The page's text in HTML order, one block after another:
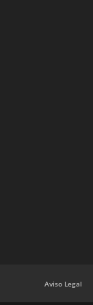
Aviso Legal